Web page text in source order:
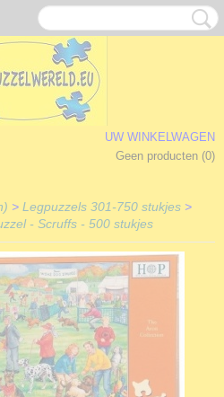
UW WINKELWAGEN
Geen producten (0)
> Legpuzzels 301-750 stukjes >
- Scruffs - 500 stukjes